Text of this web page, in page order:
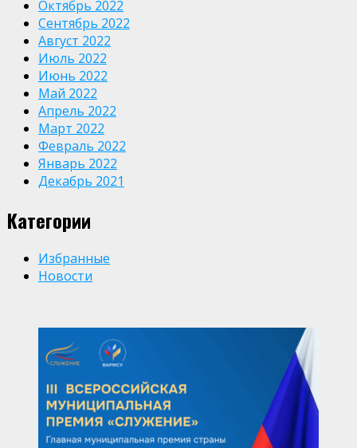
Октябрь 2022
Сентябрь 2022
Август 2022
Июль 2022
Июнь 2022
Май 2022
Апрель 2022
Март 2022
Февраль 2022
Январь 2022
Декабрь 2021
Категории
Избранные
Новости